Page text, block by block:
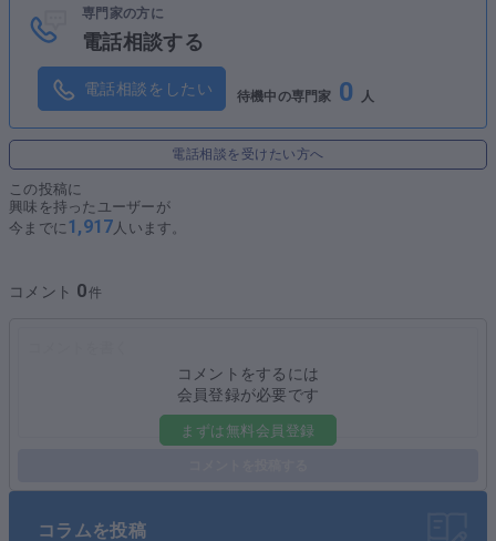
コラムを投稿
コメント 0
コメントをするには
会員登録が必要です
まずは無料会員登録
専門家の方に
電話相談する
電話相談をしたい 待機中の専門家 0 人
電話相談を受けたい方へ
この投稿に
興味を持ったユーザーが
今までに1,917人います。